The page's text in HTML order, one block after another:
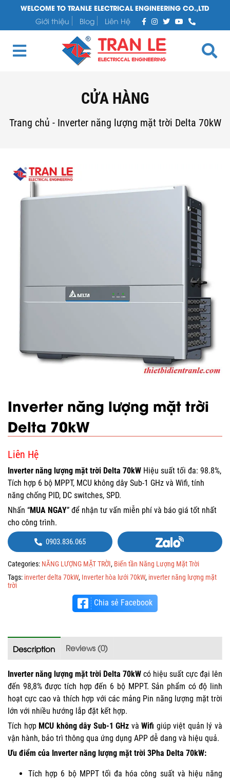
WELCOME TO TRANLE ELECTRICAL ENGINEERING CO.,LTD
Giới thiệu
Blog Liên Hệ
CỬA HÀNG
Trang chủ - Inverter năng lượng mặt trời Delta 70kW
Inverter năng lượng mặt trời
Delta 70kW
Liên Hệ
Inverter năng lượng mặt trời Delta 70kW Hiệu suất tối đa: 98.8%,
Tích hợp 6 bộ MPPT, MCU không dây Sub-1 GHz và Wifi, tính
năng chống PID, DC switches, SPD.
Nhấn “MUA NGAY” để nhận tư vấn miễn phí và báo giá tốt nhất
cho công trình.
0903.836.065
Categories: NĂNG LƯỢNG MẶT TRỜI, Biến tần Năng Lượng Mặt Trời
Tags: inverter delta 70kW, Inverter hòa lưới 70kW, inverter năng lượng mặt
trời
Chia sẻ Facebook
Description Reviews (0)
Inverter năng lượng mặt trời Delta 70kW có hiệu suất cực đại lên
đến 98,8% được tích hợp đến 6 bộ MPPT. Sản phẩm có độ linh
hoạt cực cao và thích hợp với các mảng Pin năng lượng mặt trời
lớn với nhiều hướng lắp đặt kết hợp.
Tích hợpMCU không dây Sub-1 GHz vàWifi giúp việt quản lý và
vận hành, bảo trì thông qua ứng dụng APP dễ dang và hiệu quả.
Ưu điểm của Inverter năng lượng mặt trời 3Pha Delta 70kW:
Tích hợp 6 bộ MPPT tối đa hóa công suất và hiệu năng